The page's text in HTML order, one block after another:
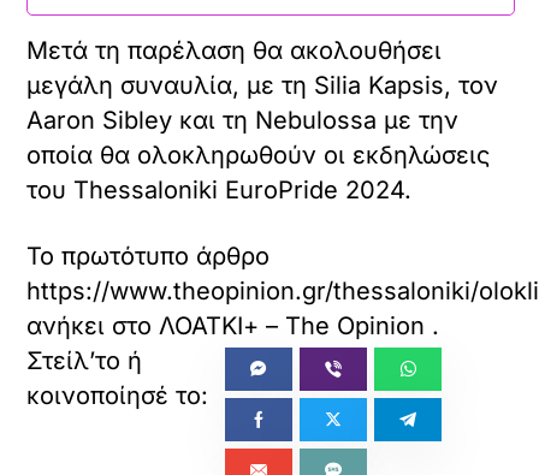
Μετά τη παρέλαση θα ακολουθήσει
μεγάλη συναυλία, με τη Silia Kapsis, τον
Aaron Sibley και τη Nebulossa με την
οποία θα ολοκληρωθούν οι εκδηλώσεις
του Thessaloniki EuroPride 2024.
Το πρωτότυπο άρθρο
https://www.theopinion.gr/thessaloniki/
ανήκει στο ΛΟΑΤΚΙ+ – The Opinion .